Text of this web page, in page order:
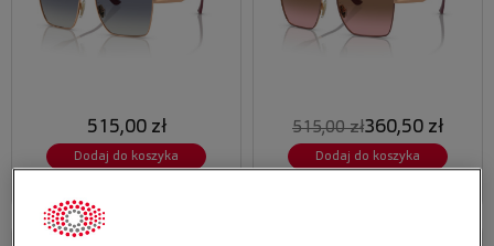
515,00 zł
Dodaj do koszyka
obecną promocją: 334,75 zł
515,00 zł360,50 zł
Dodaj do koszyka
Przymierz